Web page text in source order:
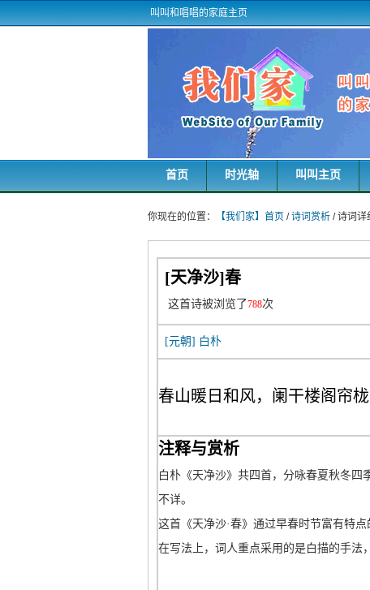
叫叫和唱唱的家庭主页
首页 时光轴 叫叫主页
你现在的位置： 【我们家】首页 /诗词赏析 / 诗词详
[天净沙]春
这首诗被浏览了788次
[元朝] 白朴
春山暖日和风，阑干楼阁帘
注释与赏析
白朴《天净沙》共四首，分咏春夏秋冬
不详。
这首《天净沙·春》通过早春时节富有特
在写法上，词人重点采用的是白描的手法